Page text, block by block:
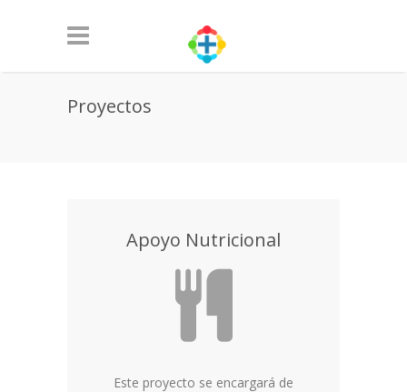
Proyectos
Apoyo Nutricional
Este proyecto se encargará de